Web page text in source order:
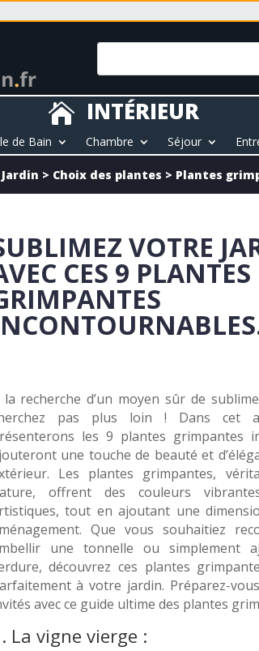
 INTÉRIEUR
de Bain Chambre Séjour
Jardin > Choix des plantes > Plantes
VOTRE
CES 9 PLANTES
la recherche d’un moyen sûr de
pas plus loin ! Dans cet
les 9 plantes grimpantes
une touche de beauté et
Les plantes grimpantes,
offrent des couleurs
tout en ajoutant une
Que vous souhaitiez
une tonnelle ou simplement
découvrez ces plantes
à votre jardin. Préparez-
avec ce guide ultime des plantes
La vigne vierge :